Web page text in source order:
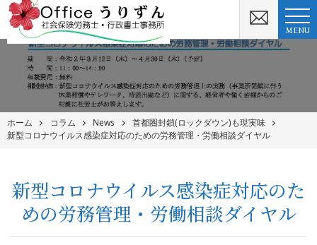
MENU
ホーム コラム News
首都圏封鎖(ロックダウン)も現実味
新型コロナウイルス感染症対応のための労務管理・労働相談ダイヤル
新型コロナウイルス感染症対応のた
めの労務管理・労働相談ダイヤル